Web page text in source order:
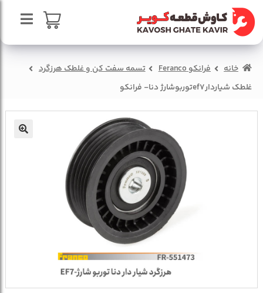
پرش
به
ناوبری
پرش
به
محتوا
صفحه اصلی
سبد خرید
درباره ما
خانه فرانکو Feranco
تسمه سفت کن و غلطک هرزگرد
غلطک شياردارef7توربوشارژ دنا- فرانکو